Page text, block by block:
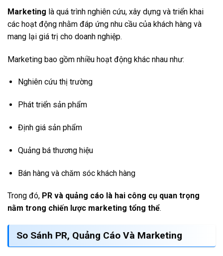
Marketing là quá trình nghiên cứu, xây dựng và triển khai
các hoạt động nhằm đáp ứng nhu cầu của khách hàng và
mang lại giá trị cho doanh nghiệp.
Marketing bao gồm nhiều hoạt động khác nhau như:
Nghiên cứu thị trường
Phát triển sản phẩm
Định giá sản phẩm
Quảng bá thương hiệu
Bán hàng và chăm sóc khách hàng
Trong đó, PR và quảng cáo là hai công cụ quan trọng
nằm trong chiến lược marketing tổng thể.
So Sánh PR, Quảng Cáo Và Marketing